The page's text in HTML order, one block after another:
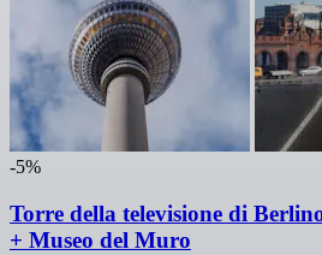
-5%
Torre della televisione di
+ Museo del Muro